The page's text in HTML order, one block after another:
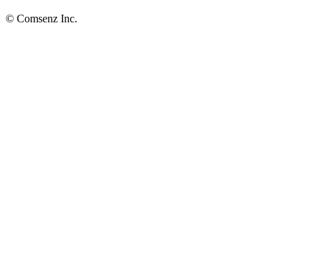
© Comsenz Inc.